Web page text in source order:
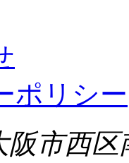
ポリシー
阪市西